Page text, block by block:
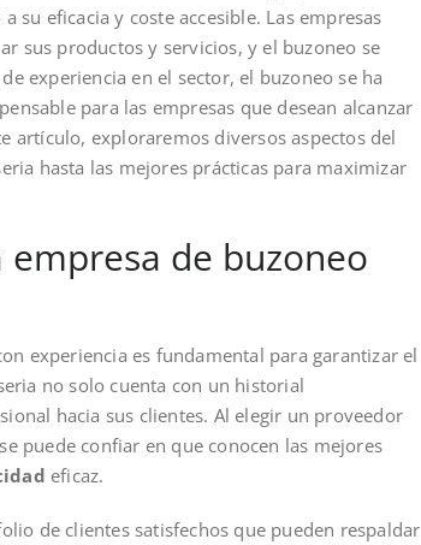
su eficacia y coste accesible. Las empresas
sus productos y servicios, y el buzoneo se
experiencia en el sector, el buzoneo se ha
para las empresas que desean alcanzar
artículo, exploraremos diversos aspectos del
hasta las mejores prácticas para maximizar
de buzoneo
experiencia es fundamental para garantizar el
no solo cuenta con un historial
hacia sus clientes. Al elegir un proveedor
puede confiar en que conocen las mejores
eficaz.
de clientes satisfechos que pueden respaldar